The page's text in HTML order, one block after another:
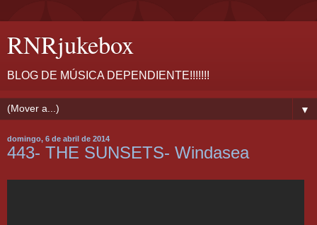
RNRjukebox
BLOG DE MÚSICA DEPENDIENTE!!!!!!!
▼
domingo, 6 de abril de 2014
443- THE SUNSETS- Windasea